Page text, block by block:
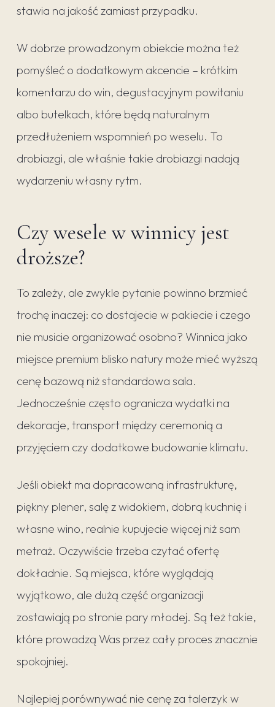
stawia na jakość zamiast przypadku.
W dobrze prowadzonym obiekcie można też
pomyśleć o dodatkowym akcencie – krótkim
komentarzu do win, degustacyjnym powitaniu
albo butelkach, które będą naturalnym
przedłużeniem wspomnień po weselu. To
drobiazgi, ale właśnie takie drobiazgi nadają
wydarzeniu własny rytm.
Czy wesele w winnicy jest
droższe?
To zależy, ale zwykle pytanie powinno brzmieć
trochę inaczej: co dostajecie w pakiecie i czego
nie musicie organizować osobno? Winnica jako
miejsce premium blisko natury może mieć wyższą
cenę bazową niż standardowa sala.
Jednocześnie często ogranicza wydatki na
dekoracje, transport między ceremonią a
przyjęciem czy dodatkowe budowanie klimatu.
Jeśli obiekt ma dopracowaną infrastrukturę,
piękny plener, salę z widokiem, dobrą kuchnię i
własne wino, realnie kupujecie więcej niż sam
metraż. Oczywiście trzeba czytać ofertę
dokładnie. Są miejsca, które wyglądają
wyjątkowo, ale dużą część organizacji
zostawiają po stronie pary młodej. Są też takie,
które prowadzą Was przez cały proces znacznie
spokojniej.
Najlepiej porównywać nie cenę za talerzyk w